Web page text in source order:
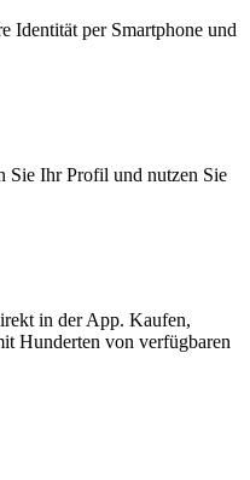
Identität per Smartphone und
Sie Ihr Profil und nutzen Sie
in der App. Kaufen,
Hunderten von verfügbaren